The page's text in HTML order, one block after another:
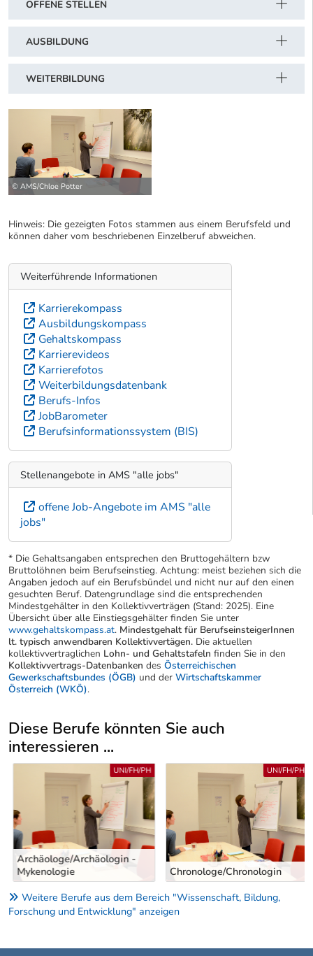
OFFENE STELLEN
AUSBILDUNG
WEITERBILDUNG
© AMS/Chloe Potter
Hinweis: Die gezeigten Fotos stammen aus einem Berufsfeld und
können daher vom beschriebenen Einzelberuf abweichen.
Weiterführende Informationen
Karrierekompass
Ausbildungskompass
Gehaltskompass
Karrierevideos
Karrierefotos
Weiterbildungsdatenbank
Berufs-Infos
JobBarometer
Berufsinformationssystem (BIS)
Stellenangebote in AMS "alle jobs"
offene Job-Angebote im AMS "alle
jobs"
* Die Gehaltsangaben entsprechen den Bruttogehältern bzw
Bruttolöhnen beim Berufseinstieg. Achtung: meist beziehen sich die
Angaben jedoch auf ein Berufsbündel und nicht nur auf den einen
gesuchten Beruf. Datengrundlage sind die entsprechenden
Mindestgehälter in den Kollektivverträgen (Stand: 2025). Eine
Übersicht über alle Einstiegsgehälter finden Sie unter
www.gehaltskompass.at. Mindestgehalt für BerufseinsteigerInnen
lt. typisch anwendbaren Kollektivvertägen. Die aktuellen
kollektivvertraglichen Lohn- und Gehaltstafeln finden Sie in den
Kollektivvertrags-Datenbanken des Österreichischen
Gewerkschaftsbundes (ÖGB) und der Wirtschaftskammer
Österreich (WKÖ).
Diese Berufe könnten Sie auch
interessieren ...
Uber weitere Berufsvorschläge
Archäologe/Archäologin -
Mykenologie
UNI/FH/PH
Chronologe/Chronologin
UNI/FH/PH
Weitere Berufe aus dem Bereich "Wissenschaft, Bildung,
Forschung und Entwicklung" anzeigen